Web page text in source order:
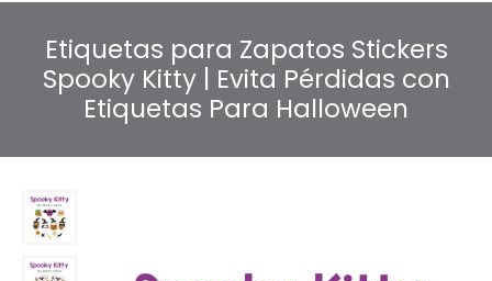
Etiquetas para Zapatos Stickers
Spooky Kitty | Evita Pérdidas con
Etiquetas Para Halloween